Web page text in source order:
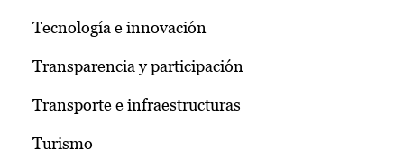
Tecnología e innovación
Transparencia y participación
Transporte e infraestructuras
Turismo